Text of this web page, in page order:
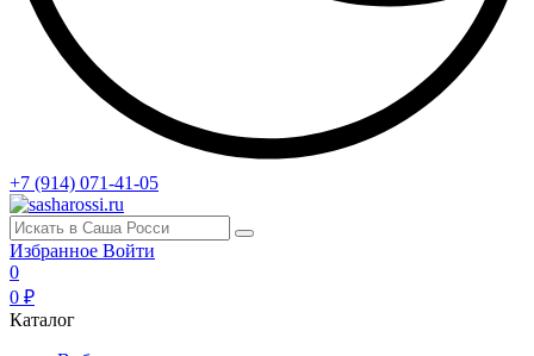
+7 (914) 071-41-05
Избранное Войти
0
0 ₽
Каталог